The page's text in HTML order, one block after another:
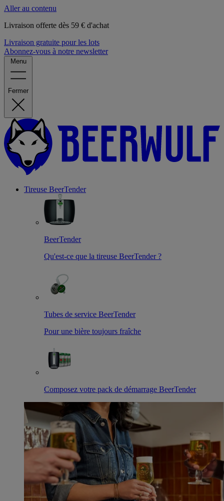
Aller au contenu
Livraison offerte dès 59 € d'achat
Livraison gratuite pour les lots
Abonnez-vous à notre newsletter
Menu
Fermer
Tireuse BeerTender
BeerTender
Qu'est-ce que la tireuse BeerTender ?
Tubes de service BeerTender
Pour une bière toujours fraîche
Composez votre pack de démarrage BeerTender